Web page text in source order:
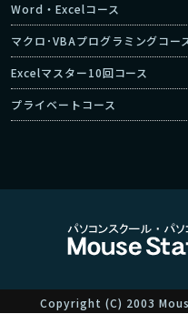
Word・Excelコース
マクロ･VBAプログラミングコー
Excelマスター10回コース
プライベートコース
Copyright (C) 2003